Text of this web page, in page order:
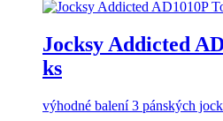
Jocksy Addicted
ks
výhodné balení 3 pánských